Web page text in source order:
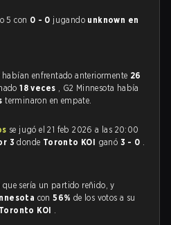
5 con 0 - 0 jugando unknown en
habían enfrentado anteriormente 26
18 veces , G2 Minnesota había
terminaron en empate.
se jugó el 21 feb 2026 a las 20:00
3donde Toronto KOI ganó 3 - 0 .
que sería un partido reñido, y
con56% de los votos a su
Toronto KOI .